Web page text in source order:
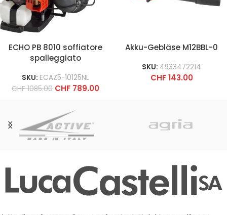
ECHO PB 8010 soffiatore
spalleggiato
SKU: ECAZ5-10125NL
CHF1085.00 CHF 789.00
Akku-Gebläse M12BBL-0
SKU: 4933472214
CHF143.00